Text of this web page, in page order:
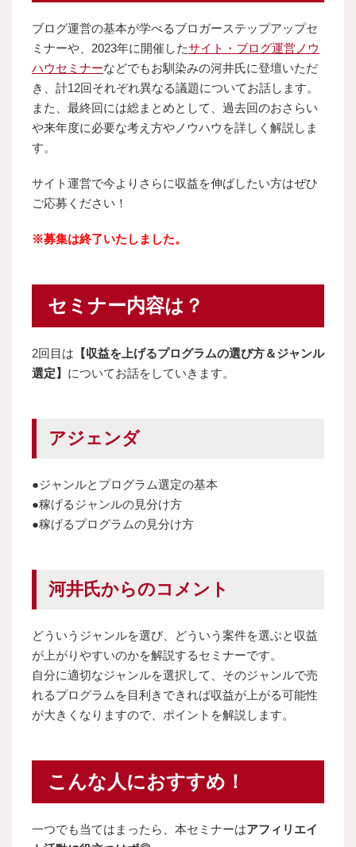
ブログ運営の基本が学べるブロガーステップアップセ
ミナーや、2023年に開催したサイト・ブログ運営ノウ
ハウセミナーなどでもお馴染みの河井氏に登壇いただ
き、計12回それぞれ異なる議題についてお話します。
また、最終回には総まとめとして、過去回のおさらい
や来年度に必要な考え方やノウハウを詳しく解説しま
す。
サイト運営で今よりさらに収益を伸ばしたい方はぜひ
ご応募ください！
※募集は終了いたしました。
セミナー内容は？
2回目は 【収益を上げるプログラムの選び方＆ジャンル
選定】 についてお話をしていきます。
アジェンダ
●ジャンルとプログラム選定の基本
●稼げるジャンルの見分け方
●稼げるプログラムの見分け方
河井氏からのコメント
どういうジャンルを選び、どういう案件を選ぶと収益
が上がりやすいのかを解説するセミナーです。
自分に適切なジャンルを選択して、そのジャンルで売
れるプログラムを目利きできれば収益が上がる可能性
が大きくなりますので、ポイントを解説します。
こんな人におすすめ！
一つでも当てはまったら、本セミナーはアフィリエイ